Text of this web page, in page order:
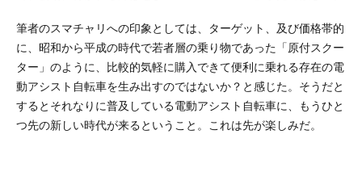
筆者のスマチャリへの印象としては、ターゲット、及び価格帯的
に、昭和から平成の時代で若者層の乗り物であった「原付スクー
ター」のように、比較的気軽に購入できて便利に乗れる存在の電
動アシスト自転車を生み出すのではないか？と感じた。そうだと
するとそれなりに普及している電動アシスト自転車に、もうひと
つ先の新しい時代が来るということ。これは先が楽しみだ。